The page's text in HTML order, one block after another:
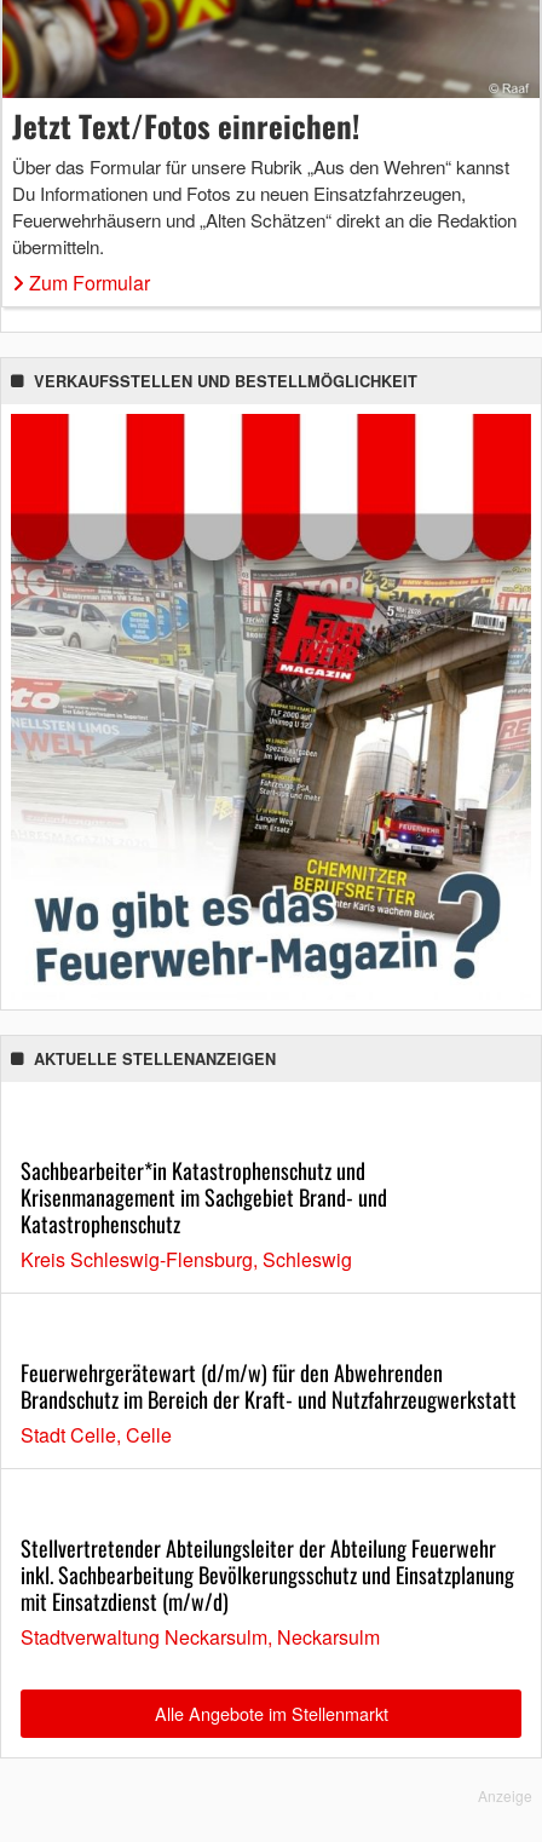
Jetzt Text/Fotos einreichen!
Über das Formular für unsere Rubrik „Aus den Wehren“ kannst
Du Informationen und Fotos zu neuen Einsatzfahrzeugen,
Feuerwehrhäusern und „Alten Schätzen“ direkt an die Redaktion
übermitteln.
Zum Formular
VERKAUFSSTELLEN UND BESTELLMÖGLICHKEIT
AKTUELLE STELLENANZEIGEN
Sachbearbeiter*in Katastrophenschutz und
Krisenmanagement im Sachgebiet Brand- und
Katastrophenschutz
Kreis Schleswig-Flensburg, Schleswig
Feuerwehrgerätewart (d/m/w) für den Abwehrenden
Brandschutz im Bereich der Kraft- und Nutzfahrzeugwerkstatt
Stadt Celle, Celle
Stellvertretender Abteilungsleiter der Abteilung Feuerwehr
inkl. Sachbearbeitung Bevölkerungsschutz und Einsatzplanung
mit Einsatzdienst (m/w/d)
Stadtverwaltung Neckarsulm, Neckarsulm
Alle Angebote im Stellenmarkt
Anzeige